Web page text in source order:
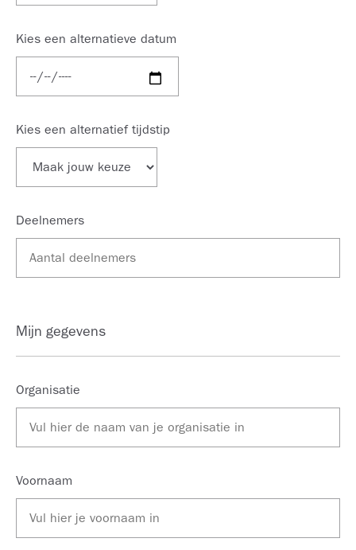
Kies een alternatieve datum
Kies een alternatief tijdstip
Deelnemers
Mijn gegevens
Organisatie
Voornaam